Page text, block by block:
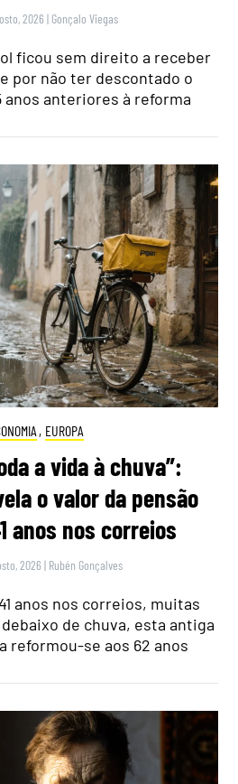
2026 | Gonçalo Viegas
ficou sem direito a receber
por não ter descontado o
anos anteriores à reforma
, EUROPA
a vida à chuva”:
o valor da pensão
anos nos correios
2026 | Rubén Gonçalves
anos nos correios, muitas
de chuva, esta antiga
reformou-se aos 62 anos